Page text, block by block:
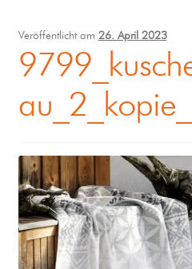
Coaching
Klangmassage
Veröffentlicht am 26. April 2023